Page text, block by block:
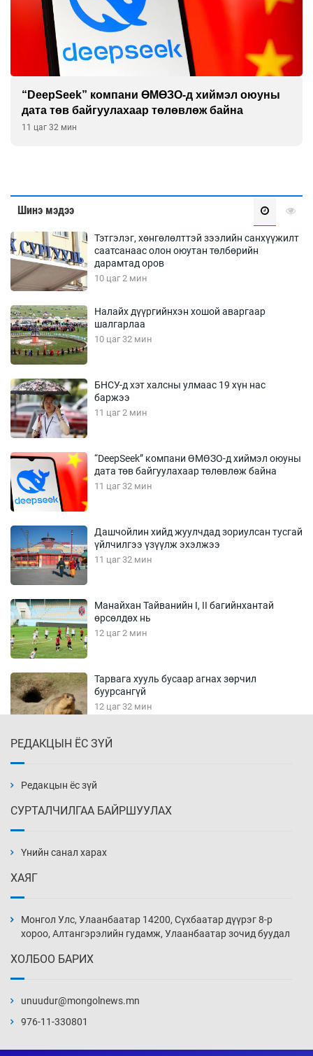
“DeepSeek” компани ӨМӨЗО-д хиймэл оюуны
дата төв байгуулахаар төлөвлөж байна
11 цаг 32 мин
Шинэ мэдээ
Тэтгэлэг, хөнгөлөлттэй зээлийн санхүүжилт
саатсанаас олон оюутан төлбөрийн
дарамтад оров
10 цаг 2 мин
Налайх дүүргийнхэн хошой аваргаар
шалгарлаа
10 цаг 32 мин
БНСУ-д хэт халсны улмаас 19 хүн нас
баржээ
11 цаг 2 мин
“DeepSeek” компани ӨМӨЗО-д хиймэл оюуны
дата төв байгуулахаар төлөвлөж байна
11 цаг 32 мин
Дашчойлин хийд жуулчдад зориулсан тусгай
үйлчилгээ үзүүлж эхэлжээ
11 цаг 32 мин
Манайхан Тайванийн I, II багийнхантай
өрсөлдөх нь
12 цаг 2 мин
Тарвага хууль бусаар агнах зөрчил
буурсангүй
12 цаг 32 мин
13 цаг 2 мин
13 цаг 32 мин
14 цаг 2 мин
хэмжээг шинэчлэн тогтоох нь
РЕДАКЦЫН ЁС ЗҮЙ
Редакцын ёс зүй
СУРТАЛЧИЛГАА БАЙРШУУЛАХ
Үнийн санал харах
ХАЯГ
Монгол Улс, Улаанбаатар 14200, Сүхбаатар дүүрэг 8-р
хороо, Алтангэрэлийн гудамж, Улаанбаатар зочид буудал
ХОЛБОО БАРИХ
unuudur@mongolnews.mn
976-11-330801